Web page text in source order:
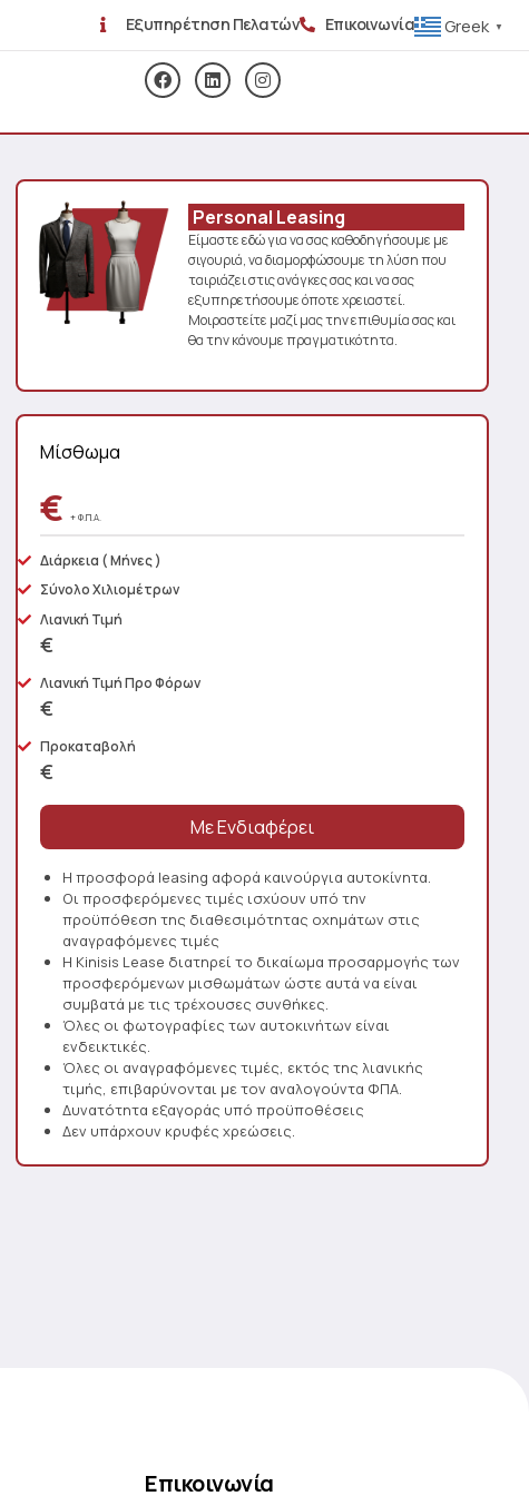
Εξυπηρέτηση Πελατών Επικοινωνία Greek ▼
Personal Leasing
Είμαστε εδώ για να σας καθοδηγήσουμε με
σιγουριά, να διαμορφώσουμε τη λύση που
ταιριάζει στις ανάγκες σας και να σας
εξυπηρετήσουμε όποτε χρειαστεί.
Μοιραστείτε μαζί μας την επιθυμία σας και
θα την κάνουμε πραγματικότητα.
Μίσθωμα
€+ Φ.Π.Α.
Διάρκεια ( Μήνες )
Σύνολο Χιλιομέτρων
Λιανική Τιμή
€
Λιανική Τιμή Προ Φόρων
€
Προκαταβολή
€
Η προσφορά leasing αφορά καινούργια αυτοκίνητα.
Οι προσφερόμενες τιμές ισχύουν υπό την
προϋπόθεση της διαθεσιμότητας οχημάτων στις
αναγραφόμενες τιμές
Η Kinisis Lease διατηρεί το δικαίωμα προσαρμογής των
προσφερόμενων μισθωμάτων ώστε αυτά να είναι
συμβατά με τις τρέχουσες συνθήκες.
Όλες οι φωτογραφίες των αυτοκινήτων είναι
ενδεικτικές.
Όλες οι αναγραφόμενες τιμές, εκτός της λιανικής
τιμής, επιβαρύνονται με τον αναλογούντα ΦΠΑ.
Δυνατότητα εξαγοράς υπό προϋποθέσεις
Δεν υπάρχουν κρυφές χρεώσεις.
Επικοινωνία